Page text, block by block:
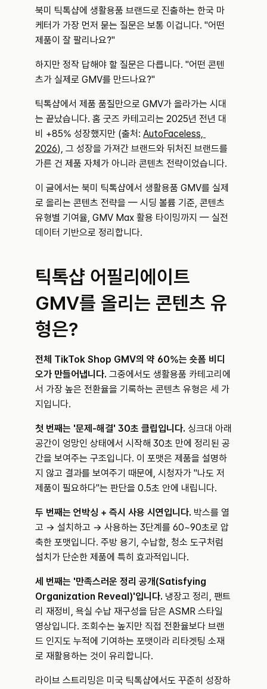
북미 틱톡샵에 생활용품 브랜드로 진출하는 한국 마
케터가 가장 먼저 묻는 질문은 보통 이겁니다. "어떤
제품이 잘 팔리나요?"
하지만 정작 답해야 할 질문은 다릅니다. "어떤 콘텐
츠가 실제로 GMV를 만드나요?"
틱톡샵에서 제품 품질만으로 GMV가 올라가는 시대
는 끝났습니다. 홈 굿즈 카테고리는 2025년 전년 대
비 +85% 성장했지만 (출처: AutoFaceless,
2026), 그 성장을 가져간 브랜드와 뒤처진 브랜드를
가른 건 제품 자체가 아니라 콘텐츠 전략이었습니다.
이 글에서는 북미 틱톡샵에서 생활용품 GMV를 실제
로 올리는 콘텐츠 전략을 — 시딩 볼륨 기준, 콘텐츠
유형별 기여율, GMV Max 활용 타이밍까지 — 실전
데이터 기반으로 정리합니다.
틱톡샵 어필리에이트
GMV를 올리는 콘텐츠 유
형은?
전체 TikTok Shop GMV의 약 60%는 숏폼 비디
오가 만들어냅니다. 그중에서도 생활용품 카테고리에
서 가장 높은 전환율을 기록하는 콘텐츠 유형은 세 가
지입니다.
첫 번째는 '문제-해결' 30초 클립입니다. 싱크대 아래
공간이 엉망인 상태에서 시작해 30초 만에 정리된 공
간을 보여주는 구조입니다. 이 포맷은 제품을 설명하
지 않고 결과를 보여주기 때문에, 시청자가 "나도 저
제품이 필요하다"는 판단을 0.5초 안에 내립니다.
두 번째는 언박싱 + 즉시 사용 시연입니다. 박스를 열
고 → 설치하고 → 사용하는 3단계를 60~90초로 압
축한 포맷입니다. 주방 용기, 수납함, 청소 도구처럼
설치가 단순한 제품에 특히 효과적입니다.
세 번째는 '만족스러운 정리 공개(Satisfying
Organization Reveal)'입니다. 냉장고 정리, 팬트
리 재정비, 욕실 수납 재구성을 담은 ASMR 스타일
영상입니다. 조회수는 높지만 직접 전환율보다 브랜
드 인지도 누적에 기여하는 포맷이라 리타겟팅 소재
로 재활용하는 것이 유리합니다.
라이브 스트리밍은 미국 틱톡샵에서도 꾸준히 성장하